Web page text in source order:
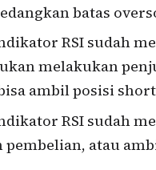
batas
RSI sudah
melakukan
ambil posisi
RSI sudah
pembelian, atau